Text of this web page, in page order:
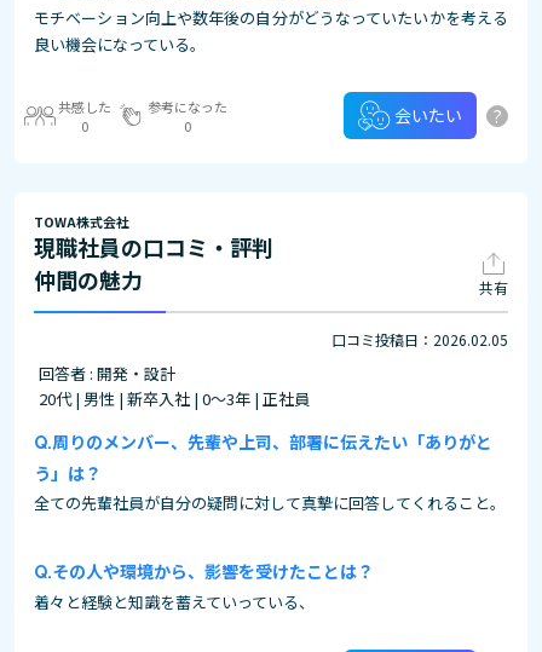
モチベーション向上や数年後の自分がどうなっていたいかを考える
良い機会になっている。
共感した
0
参考になった
0
会いたい ?
TOWA株式会社
現職社員の口コミ・評判
仲間の魅力
共有
口コミ投稿日：2026.02.05
回答者 : 開発・設計
20代 | 男性 | 新卒入社 | 0～3年 | 正社員
周りのメンバー、先輩や上司、部署に伝えたい「ありがと
う」は？
全ての先輩社員が自分の疑問に対して真摯に回答してくれること。
その⼈や環境から、影響を受けたことは？
着々と経験と知識を蓄えていっている、